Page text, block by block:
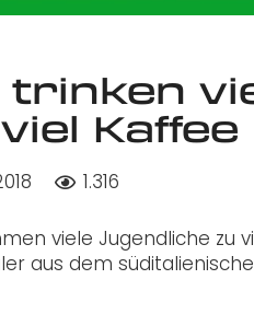
trinken
Kaffee
1.316
viele Jugendliche zu
aus dem